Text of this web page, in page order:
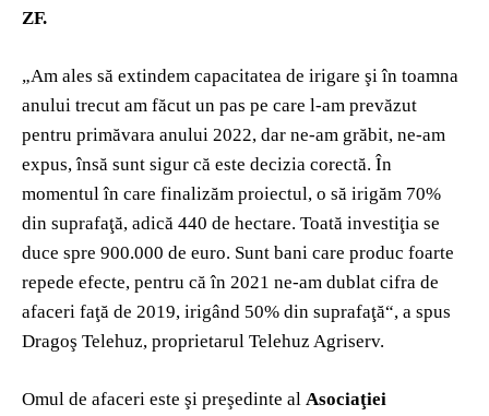
ZF.
„Am ales să extindem capa­citatea de irigare şi în toamna
anului trecut am făcut un pas pe care l-am prevăzut
pentru primăvara anului 2022, dar ne-am grăbit, ne-am
expus, însă sunt sigur că este decizia corectă. În
momentul în care finalizăm pro­iectul, o să irigăm 70%
din suprafaţă, adică 440 de hectare. Toată investiţia se
duce spre 900.000 de euro. Sunt bani care produc foarte
repede efecte, pentru că în 2021 ne-am dublat cifra de
afaceri faţă de 2019, irigând 50% din suprafaţă“, a spus
Dragoş Telehuz, proprietarul Telehuz Agriserv.
Omul de afaceri este şi preşedinte al Asociaţiei